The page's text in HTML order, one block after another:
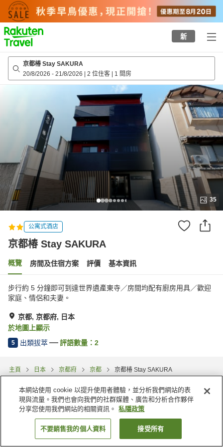
to
top
page
新
京都椿 Stay SAKURA
20/8/2026 - 21/8/2026 | 2 位住客 | 1 間房
35
公寓式酒店
京都椿 Stay SAKURA
概覽 房間及住宿方案 評價 基本資訊
步行約 5 分鐘即可到達世界遺產東寺／​​房間均配有廚房用具／歡迎
家庭、情侶和夫妻。
京都, 京都府, 日本
於地圖上顯示
5 出類拔萃 評語數量： 2
主頁 日本 京都府 京都 京都椿 Stay SAKURA
找客房
本網站使用 cookie 以提升使用者體驗，並分析我們網站的表
現與流量。我們也會向我們的社群媒體、廣告和分析合作夥伴
分享您使用我們網站的相關資訊。
私隱政策
不要銷售我的個人資料 接受所有